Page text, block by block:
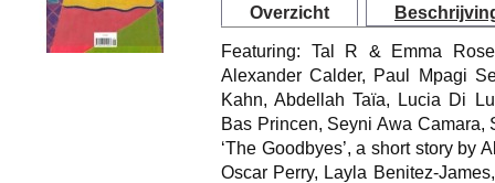
Overzicht
Featuring: Tal R & Emma
Alexander Calder, Paul Mpagi
Kahn, Abdellah Taïa, Lucia Di
Bas Princen, Seyni Awa
‘The Goodbyes’, a short story by
Oscar Perry, Layla Benitez-